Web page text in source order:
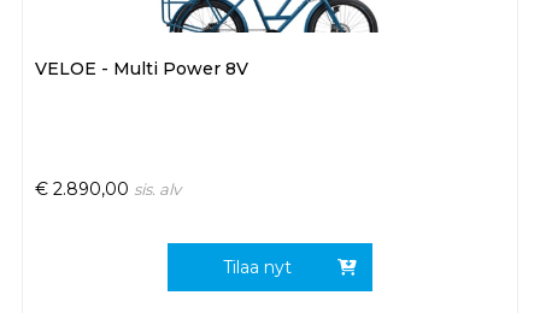
VELOE - Multi Power 8V
€ 2.890,00 sis. alv
Tilaa nyt